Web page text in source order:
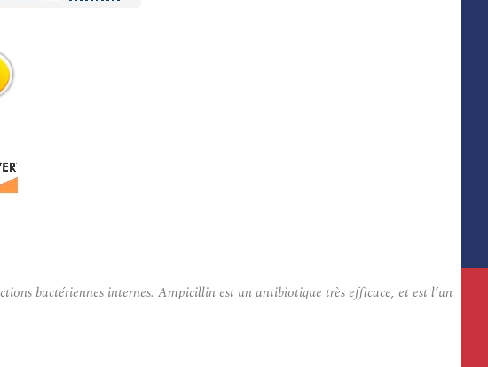
bactériennes internes. Ampicillin est un antibiotique très efficace, et est l’un